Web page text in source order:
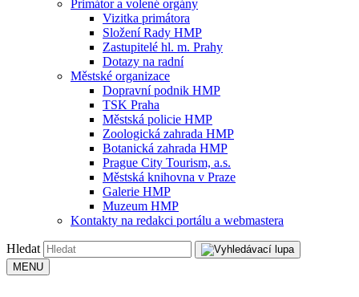
Primátor a volené orgány
Vizitka primátora
Složení Rady HMP
Zastupitelé hl. m. Prahy
Dotazy na radní
Městské organizace
Dopravní podnik HMP
TSK Praha
Městská policie HMP
Zoologická zahrada HMP
Botanická zahrada HMP
Prague City Tourism, a.s.
Městská knihovna v Praze
Galerie HMP
Muzeum HMP
Kontakty na redakci portálu a webmastera
Hledat
MENU